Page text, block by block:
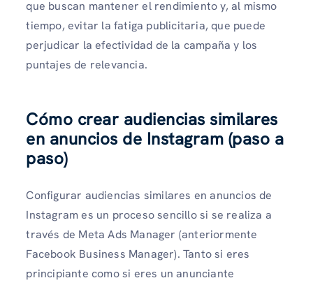
que buscan mantener el rendimiento y, al mismo
tiempo, evitar la fatiga publicitaria, que puede
perjudicar la efectividad de la campaña y los
puntajes de relevancia.
Cómo crear audiencias similares
en anuncios de Instagram (paso a
paso)
Configurar audiencias similares en anuncios de
Instagram es un proceso sencillo si se realiza a
través de Meta Ads Manager (anteriormente
Facebook Business Manager). Tanto si eres
principiante como si eres un anunciante